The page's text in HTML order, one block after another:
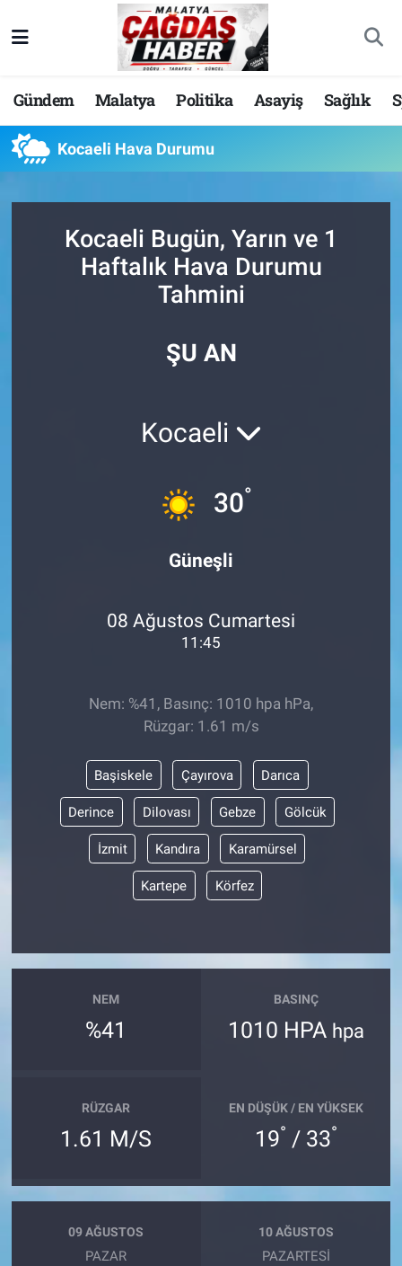
Gündem Malatya Politika Asayiş Sağlık
Kocaeli Hava Durumu
Kocaeli Bugün, Yarın ve 1
Haftalık Hava Durumu
Tahmini
ŞU AN
Kocaeli
30°
Güneşli
08 Ağustos Cumartesi
11:45
Nem: %41, Basınç: 1010 hpa hPa,
Rüzgar: 1.61 m/s
Başiskele Çayırova Darıca
Derince Dilovası Gebze Gölcük
İzmit Kandıra Karamürsel
Kartepe Körfez
NEM
%41
BASINÇ
1010 HPA hpa
RÜZGAR
1.61 M/S
EN DÜŞÜK / EN YÜKSEK
19° / 33°
09 AĞUSTOS
PAZAR
10 AĞUSTOS
PAZARTESI
Nöbetçi Eczaneler
Hava Durumu
Malatya Namaz Vakitleri
Trafik Durumu
Süper Lig Puan Durumu ve Fikstür
Son Dakika Haberleri